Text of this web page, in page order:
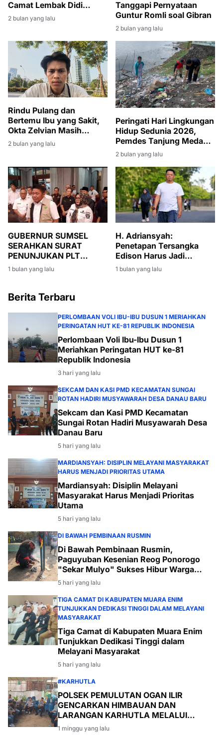
Camat Lembak Didi
Haryanto Turut Berduka
dan Melayat
2 bulan yang lalu
Tanggapi Pernyataan
Guntur Romli soal Gibran
2 bulan yang lalu
Rindu Pulang dan
Bertemu Ibu yang Sakit,
Okta Zelvian Masih
Menanti Kepulangan dari
Kamboja
2 bulan yang lalu
Peringati Hari Lingkungan
Hidup Sedunia 2026,
Pemdes Tanjung Medang
Gelar Gotong Royong
Massal
2 bulan yang lalu
GUBERNUR SUMSEL
SERAHKAN SURAT
PENUNJUKAN PLT
BUPATI MUARA ENIM,
SUMARNI DIMINTA JAGA
PEMERINTAHAN DAN
1 bulan yang lalu
H. Adriansyah:
Penetapan Tersangka
Edison Harus Jadi
Momentum Bersih-Bersih
Korupsi di Muara Enim
1 bulan yang lalu
Berita Terbaru
PERLOMBAAN VOLI IBU-IBU DUSUN 1 MERIAHKAN
PERINGATAN HUT KE-81 REPUBLIK INDONESIA
Perlombaan Voli Ibu-Ibu Dusun 1
Meriahkan Peringatan HUT ke-81
Republik Indonesia
3 hari yang lalu
SEKCAM DAN KASI PMD KECAMATAN SUNGAI
ROTAN HADIRI MUSYAWARAH DESA DANAU BARU
Sekcam dan Kasi PMD Kecamatan
Sungai Rotan Hadiri Musyawarah Desa
Danau Baru
5 hari yang lalu
MARDIANSYAH: DISIPLIN MELAYANI MASYARAKAT
HARUS MENJADI PRIORITAS UTAMA
Mardiansyah: Disiplin Melayani
Masyarakat Harus Menjadi Prioritas
Utama
5 hari yang lalu
DI BAWAH PEMBINAAN RUSMIN
Di Bawah Pembinaan Rusmin,
Paguyuban Kesenian Reog Ponorogo
"Sekar Mulyo" Sukses Hibur Warga
Desa Payabakal
5 hari yang lalu
TIGA CAMAT DI KABUPATEN MUARA ENIM
TUNJUKKAN DEDIKASI TINGGI DALAM MELAYANI
MASYARAKAT
Tiga Camat di Kabupaten Muara Enim
Tunjukkan Dedikasi Tinggi dalam
Melayani Masyarakat
5 hari yang lalu
#KARHUTLA
POLSEK PEMULUTAN OGAN ILIR
GENCARKAN HIMBAUAN DAN
LARANGAN KARHUTLA MELALUI
PROGRAM TSKD (TOURING SAMBANG
KE DESA-DESA
1 minggu yang lalu